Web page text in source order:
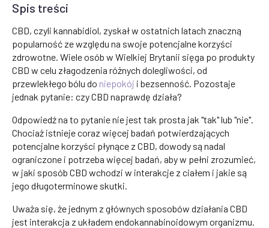
CBD, czyli kannabidiol, zyskał w ostatnich latach znaczną
popularność ze względu na swoje potencjalne korzyści
zdrowotne. Wiele osób w Wielkiej Brytanii sięga po produkty
CBD w celu złagodzenia różnych dolegliwości, od
przewlekłego bólu do niepokój i bezsenność. Pozostaje
jednak pytanie: czy CBD naprawdę działa?
Odpowiedź na to pytanie nie jest tak prosta jak "tak" lub "nie".
Chociaż istnieje coraz więcej badań potwierdzających
potencjalne korzyści płynące z CBD, dowody są nadal
ograniczone i potrzeba więcej badań, aby w pełni zrozumieć,
w jaki sposób CBD wchodzi w interakcje z ciałem i jakie są
jego długoterminowe skutki.
Uważa się, że jednym z głównych sposobów działania CBD
jest interakcja z układem endokannabinoidowym organizmu.
Spis treści